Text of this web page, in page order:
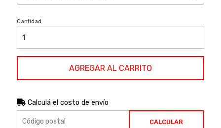
Cantidad
AGREGAR AL CARRITO
Calculá el costo de envío
CALCULAR